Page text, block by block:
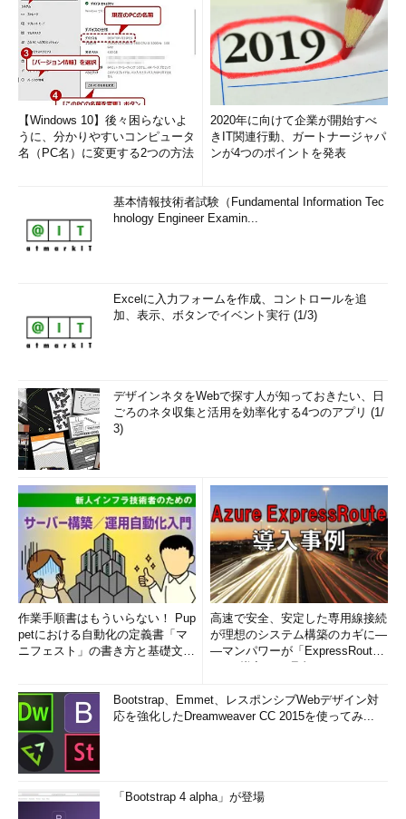
■アップグレードがスケジュールされている場合の画面例3
うな時刻が記入された画面が表示される（ほかにも幾つかの
パターンがあるが、内容はほぼ同じである）。まずアップグ
レードスケジュールをキャンセルしよう。
（1）この時間にアップグレード作業が始まる。
（2）キャンセルしたければ、このリンクをクリックす
る。
次のような画面が表示されたら後1時間以内にアップグレード
開始が迫っているので、すぐにキャンセル作業を行った方がよ
い。
アップグレードが間近に迫っている場合の画面
【Windows 10】後々困らないよ
うに、分かりやすいコンピュータ
名（PC名）に変更する2つの方法
2020年に向けて企業が開始すべ
きIT関連行動、ガートナージャパ
ンが4つのポイントを発表
基本情報技術者試験（Fundamental Information Tec
hnology Engineer Examin...
Excelに入力フォームを作成、コントロールを追
加、表示、ボタンでイベント実行 (1/3)
デザインネタをWebで探す人が知っておきたい、日
ごろのネタ収集と活用を効率化する4つのアプリ (1/
3)
作業手順書はもういらない！ Pup
petにおける自動化の定義書「マ
ニフェスト」の書き方と基礎文法
高速で安全、安定した専用線接続
が理想のシステム構築のカギに―
―マンパワーが「ExpressRout
Bootstrap、Emmet、レスポンシブWebデザイン対
応を強化したDreamweaver CC 2015を使ってみ...
「Bootstrap 4 alpha」が登場